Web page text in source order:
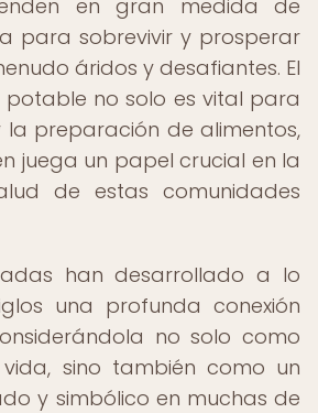
en gran medida de
para sobrevivir y prosperar
áridos y desafiantes. El
no solo es vital para
preparación de alimentos,
juega un papel crucial en la
de estas comunidades
han desarrollado a lo
una profunda conexión
no solo como
sino también como un
y simbólico en muchas de